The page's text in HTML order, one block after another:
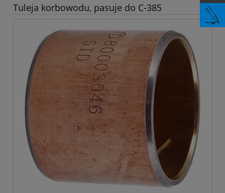
Tuleja korbowodu, pasuje do C-385